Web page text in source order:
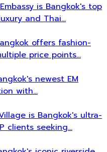
is Bangkok's top
and Thai…
offers fashion-
price points…
newest EM
with…
is Bangkok's ultra-
clients seeking…